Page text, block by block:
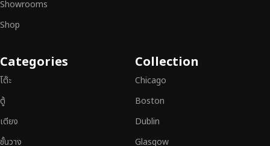
สิก และการใช้งานที่ยาวนาน
ประกันคุณภาพและการบริการที่ดีที่สุด
Showrooms
Shop
Categories
โต๊ะ
ตู้
เตียง
ชั้นวาง
Collection
Chicago
Boston
Dublin
Glasgow